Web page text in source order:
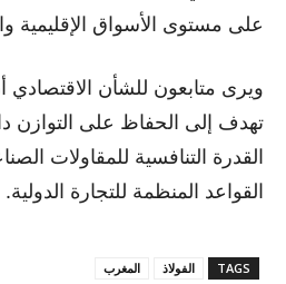
على مستوى الأسواق الإقليمية
ويرى متابعون للشأن الاقتصادي
تهدف إلى الحفاظ على التوازن
القدرة التنافسية للمقاولات
القواعد المنظمة للتجارة الدولية.
TAGS الفولاذ المغرب